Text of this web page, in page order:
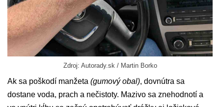
Zdroj: Autorady.sk / Martin Borko
Ak sa poškodí manžeta (gumový obal), dovnútra sa
dostane voda, prach a nečistoty. Mazivo sa znehodnotí a